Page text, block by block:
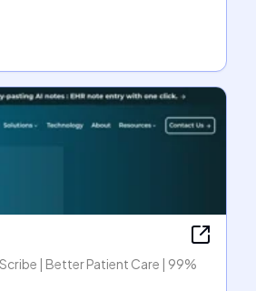
Scribe | Better Patient Care | 99%